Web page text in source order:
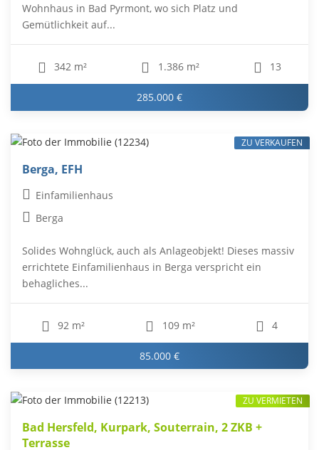
Wohnhaus in Bad Pyrmont, wo sich Platz und
Gemütlichkeit auf...
342 m² 1.386 m² 13
285.000 €
Berga, EFH
Einfamilienhaus
Berga
Solides Wohnglück, auch als Anlageobjekt! Dieses massiv
errichtete Einfamilienhaus in Berga verspricht ein
behagliches...
92 m² 109 m² 4
85.000 €
ZU VERKAUFEN
Bad Hersfeld, Kurpark, Souterrain, 2 ZKB +
Terrasse
ZU VERMIETEN